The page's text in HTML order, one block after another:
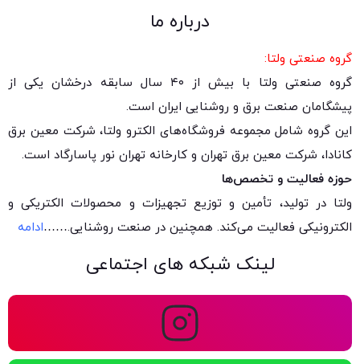
درباره ما
گروه صنعتی ولتا:
گروه صنعتی ولتا با بیش از ۴۰ سال سابقه درخشان یکی از
پیشگامان صنعت برق و روشنایی ایران است.
این گروه شامل مجموعه فروشگاه‌های الکترو ولتا، شرکت معین برق
کانادا، شرکت معین برق تهران و کارخانه تهران نور پاسارگاد است.
حوزه فعالیت و تخصص‌ها
ولتا در تولید، تأمین و توزیع تجهیزات و محصولات الکتریکی و
الکترونیکی فعالیت می‌کند. همچنین در صنعت روشنایی.……ادامه
لینک شبکه های اجتماعی